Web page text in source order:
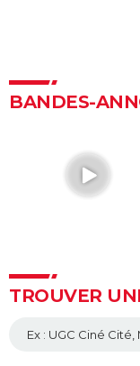
L'Odyssée :
brute"... Les
Oscars était "le
critiques>
Fast and
streaming,
Black Widow :
Les 4
Jurassic World
BANDES-
TROUVER